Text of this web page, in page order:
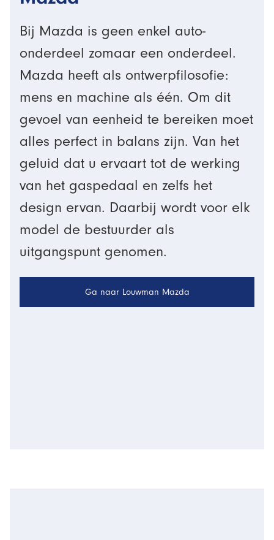
Bij Mazda is geen enkel auto-
onderdeel zomaar een onderdeel.
Mazda heeft als ontwerpfilosofie:
mens en machine als één. Om dit
gevoel van eenheid te bereiken moet
alles perfect in balans zijn. Van het
geluid dat u ervaart tot de werking
van het gaspedaal en zelfs het
design ervan. Daarbij wordt voor elk
model de bestuurder als
uitgangspunt genomen.
Ga naar Louwman Mazda